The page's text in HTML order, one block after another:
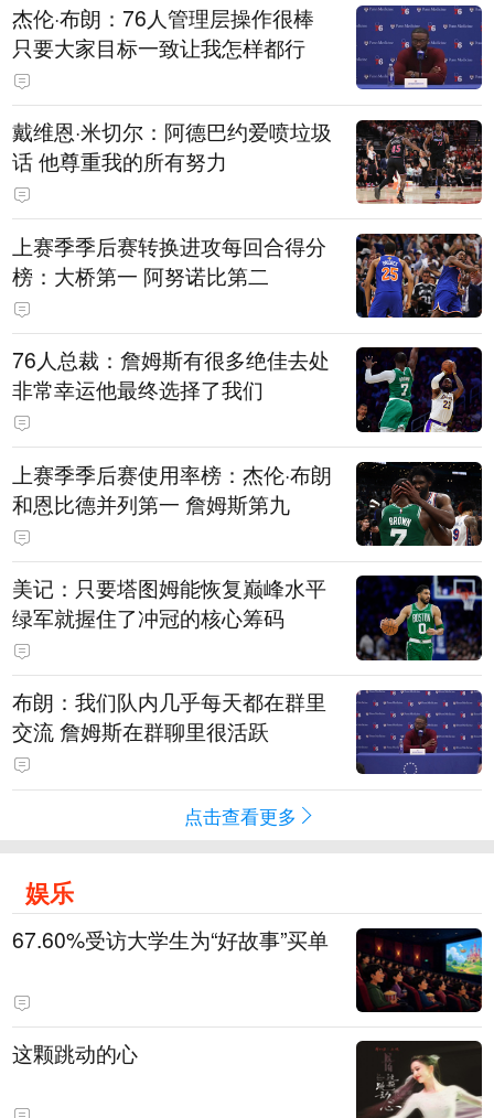
杰伦·布朗：76人管理层操作很棒
只要大家目标一致让我怎样都行
戴维恩·米切尔：阿德巴约爱喷垃圾
话 他尊重我的所有努力
上赛季季后赛转换进攻每回合得分
榜：大桥第一 阿努诺比第二
76人总裁：詹姆斯有很多绝佳去处
非常幸运他最终选择了我们
上赛季季后赛使用率榜：杰伦·布朗
和恩比德并列第一 詹姆斯第九
美记：只要塔图姆能恢复巅峰水平
绿军就握住了冲冠的核心筹码
布朗：我们队内几乎每天都在群里
交流 詹姆斯在群聊里很活跃
点击查看更多
娱乐
67.60%受访大学生为“好故事”买单
这颗跳动的心